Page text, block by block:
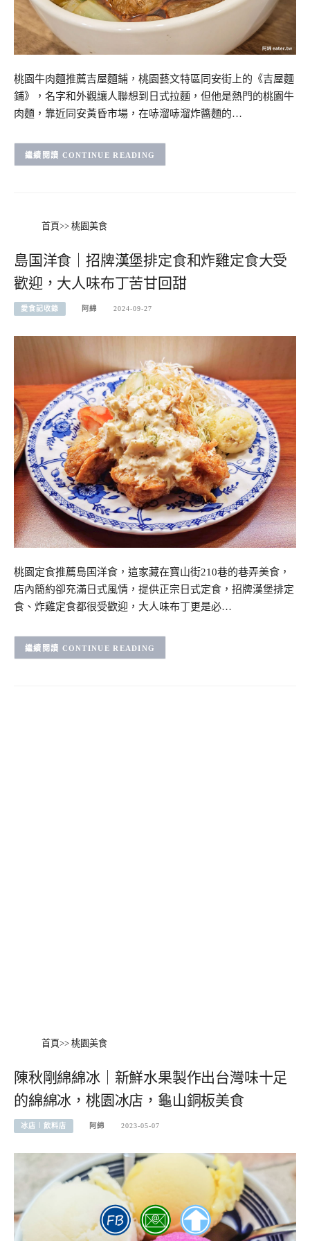
桃園牛肉麵推薦吉屋麵鋪，桃園藝文特區同安街上的《吉屋麵
鋪》，名字和外觀讓人聯想到日式拉麵，但他是熱門的桃園牛
肉麵，靠近同安黃昏市場，在哧溜哧溜炸醬麵的…
CONTINUE READING
首頁>> 桃園美食
島国洋食｜招牌漢堡排定食和炸雞定食大受
歡迎，大人味布丁苦甘回甜
愛食記收錄 阿綿 2024-09-27
桃園定食推薦島国洋食，這家藏在寶山街210巷的巷弄美食，
店內簡約卻充滿日式風情，提供正宗日式定食，招牌漢堡排定
食、炸雞定食都很受歡迎，大人味布丁更是必…
CONTINUE READING
首頁>> 桃園美食
陳秋剛綿綿冰｜新鮮水果製作出台灣味十足
的綿綿冰，桃園冰店，龜山銅板美食
冰店︱飲料店 阿綿 2023-05-07